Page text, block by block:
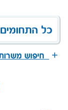
כל התחומים
חיפוש משרות חופשי